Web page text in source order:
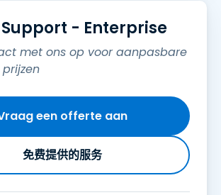
- Enterprise
met ons op voor aanpasbare
een offerte aan
免费提供的服务